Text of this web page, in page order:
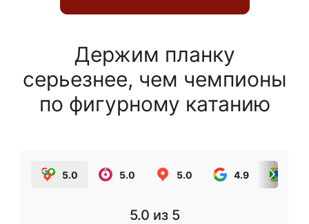
Держим планку
серьезнее, чем чемпионы
по фигурному катанию
5.0 5.0 5.0 4.9
5.0 из 5